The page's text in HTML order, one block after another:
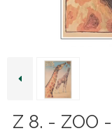
Z 8. - ZOO